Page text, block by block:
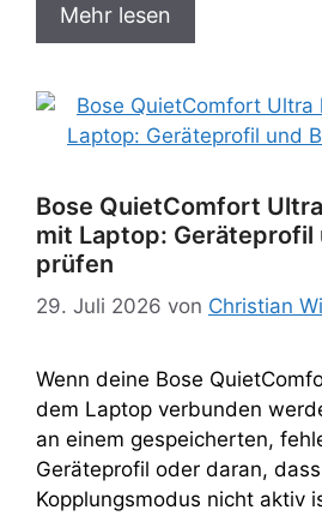
Mehr lesen
Bose QuietComfort
mit Laptop: Geräteprofil
prüfen
29. Juli 2026 von Christian
Wenn deine Bose
dem Laptop verbunden
an einem gespeicherten,
Geräteprofil oder daran,
Kopplungsmodus nicht aktiv